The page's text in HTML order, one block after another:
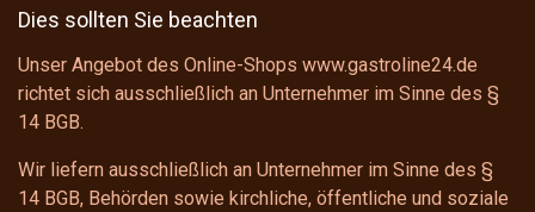
Dies sollten Sie beachten
Unser Angebot des Online-Shops www.gastroline24.de
richtet sich ausschließlich an Unternehmer im Sinne des §
14 BGB.
Wir liefern ausschließlich an Unternehmer im Sinne des §
14 BGB, Behörden sowie kirchliche, öffentliche und soziale